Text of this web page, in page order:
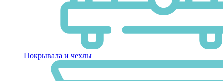
Покрывала и чехлы